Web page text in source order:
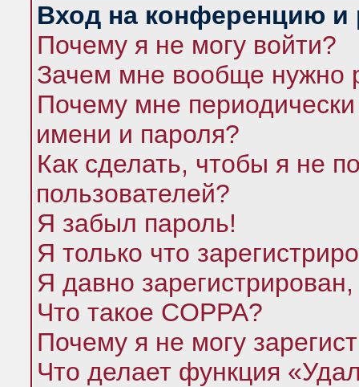
Вход на конференцию и
Почему я не могу войти?
Зачем мне вообще нужно
Почему мне
имени и пароля?
Как сделать, чтобы я не
пользователей?
Я забыл пароль!
Я только что
Я давно
Что такое COPPA?
Почему я не могу
Что делает функция